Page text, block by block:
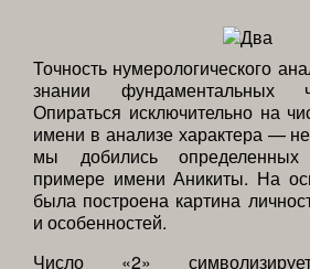
Точность нумерологического
знании фундаментальных
Опираться исключительно на
имени в анализе характера —
мы добились определенных
примере имени Аникиты. На
была построена картина
и особенностей.
Число «2» символизирует